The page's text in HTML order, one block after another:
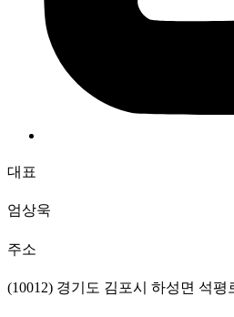
대표
엄상욱
주소
(10012) 경기도 김포시 하성면 석평